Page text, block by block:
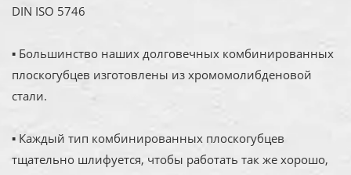
DIN ISO 5746
▪ Большинство наших долговечных комбинированных
плоскогубцев изготовлены из хромомолибденовой
стали.
▪ Каждый тип комбинированных плоскогубцев
тщательно шлифуется, чтобы работать так же хорошо,